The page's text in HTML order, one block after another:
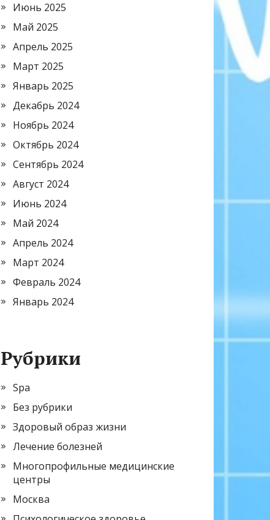
Июнь 2025
Май 2025
Апрель 2025
Март 2025
Январь 2025
Декабрь 2024
Ноябрь 2024
Октябрь 2024
Сентябрь 2024
Август 2024
Июнь 2024
Май 2024
Апрель 2024
Март 2024
Февраль 2024
Январь 2024
Рубрики
Spa
Без рубрики
Здоровый образ жизни
Лечение болезней
Многопрофильные медицинские
центры
Москва